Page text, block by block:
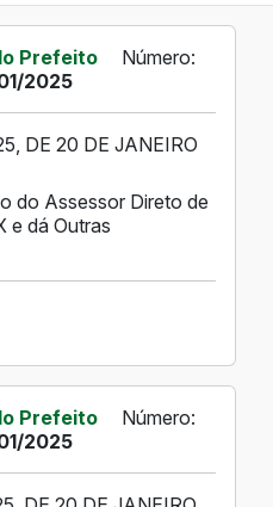
Prefeito
Número:
2025
DE 20 DE JANEIRO
do Assessor Direto de
e dá Outras
Prefeito
Número:
2025